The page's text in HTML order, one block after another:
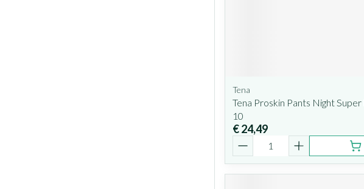
Tena
Tena Proskin Pants Night
10
€ 24,49